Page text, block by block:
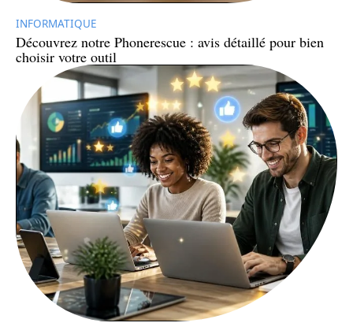
INFORMATIQUE
Découvrez notre Phonerescue : avis détaillé pour bien
choisir votre outil